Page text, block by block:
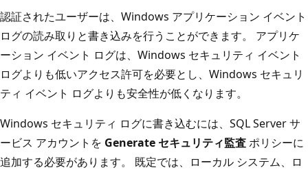
認証されたユーザーは、Windows アプリケーション イベント
ログの読み取りと書き込みを行うことができます。 アプリケ
ーション イベント ログは、Windows セキュリティ イベント
ログよりも低いアクセス許可を必要とし、Windows セキュリ
ティ イベント ログよりも安全性が低くなります。
Windows セキュリティ ログに書き込むには、SQL Server サ
ービス アカウントを Generate セキュリティ監査ポリシーに
追加する必要があります。 既定では、ローカル システム、ロ